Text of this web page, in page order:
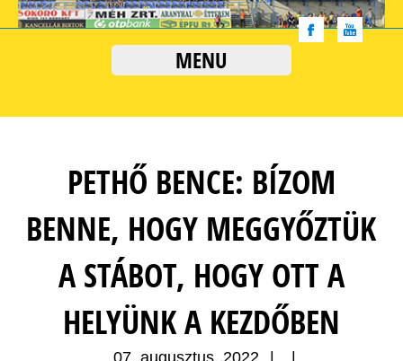
MENU
PETHŐ BENCE: BÍZOM
BENNE, HOGY MEGGYŐZTÜK
A STÁBOT, HOGY OTT A
HELYÜNK A KEZDŐBEN